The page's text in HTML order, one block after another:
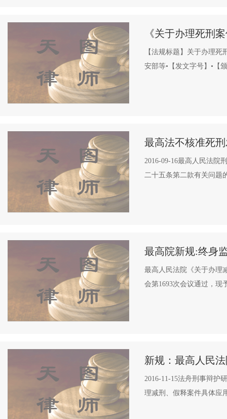
《关于办理死刑
【法规标题】关于办理
安部等•【发文字号】•【
最高法不核准死
2016-09-16最高人民法院
二十五条第二款有关问题
最高院新规:终身
最高人民法院《关于办理
会第1693次会议通过，现
新规：最高人民
2016-11-15法舟刑事辩护
理减刑、假释案件具体应